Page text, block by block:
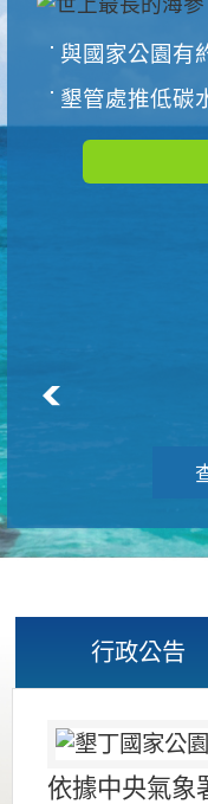
與國家公園有
墾管處推低碳水
行政公告
依據中央氣象